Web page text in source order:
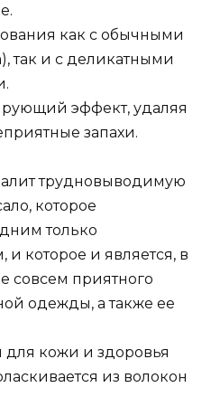
как с обычными
так и с деликатными
эффект, удаляя
запахи.
трудновыводимую
которое
только
которое и является, в
совсем приятного
одежды, а также ее
для кожи и здоровья
из волокон